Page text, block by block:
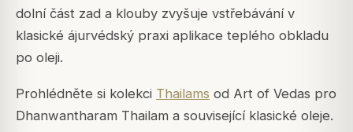
dolní část zad a klouby zvyšuje vstřebávání v
klasické ájurvédský praxi aplikace teplého obkladu
po oleji.
Prohlédněte si kolekci Thailams od Art of Vedas pro
Dhanwantharam Thailam a související klasické oleje.